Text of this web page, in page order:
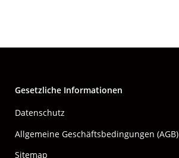
Gesetzliche Informationen
Datenschutz
Allgemeine Geschäftsbedingungen (AGB)
Sitemap